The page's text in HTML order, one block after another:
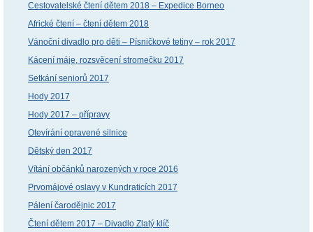
Cestovatelské čtení dětem 2018 – Expedice Borneo
Africké čtení – čtení dětem 2018
Vánoční divadlo pro děti – Písničkové tetiny – rok 2017
Kácení máje, rozsvěcení stromečku 2017
Setkání seniorů 2017
Hody 2017
Hody 2017 – přípravy
Otevírání opravené silnice
Dětský den 2017
Vítání občánků narozených v roce 2016
Prvomájové oslavy v Kundraticích 2017
Pálení čarodějnic 2017
Čtení dětem 2017 – Divadlo Zlatý klíč